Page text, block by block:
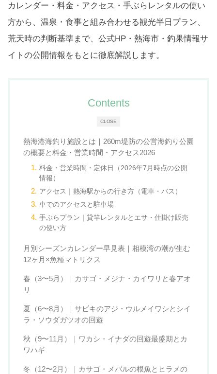
カレンダー・料金・アクセス・手ぶらレンタルの使い
方から、温泉・食事と組み合わせる観光半日プラン、
荒天時の判断基準まで、公式HP・熱海市・釣果情報サ
イトの公開情報をもとに徹底解説します。
CLOSE
Contents
熱海港海釣り施設とは｜260m堤防の公営海釣り公園
の概要と料金・営業時間・アクセス2026
料金・営業時間・定休日（2026年7月時点の公開
情報）
アクセス｜熱海駅からの行き方（電車・バス）
車でのアクセスと駐車場
手ぶらプラン｜貸竿レンタルとエサ・仕掛け販売
の使い方
月別シーズンカレンダー早見表｜相模湾の潮が生む
12ヶ月×魚種マトリクス
春（3〜5月）｜カサゴ・メジナ・カイワリと春アオ
リ
夏（6〜8月）｜サビキのアジ・ウルメイワシとシイ
ラ・ソウダガツオの回遊
秋（9〜11月）｜ワカシ・イナダの回遊最盛期とカ
ワハギ
冬（12〜2月）｜カサゴ・メバルの根魚とヒラメの